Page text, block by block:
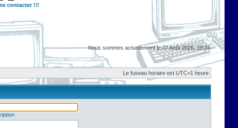
contacter !!!
Nous sommes actuellement le 07 Août 2026, 19:34
Le fuseau horaire est UTC+1 heure